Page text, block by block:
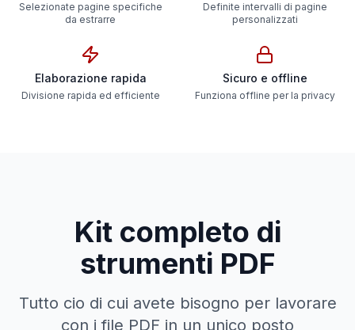
Selezionate pagine specifiche
da estrarre
Definite intervalli di pagine
personalizzati
Elaborazione rapida
Divisione rapida ed efficiente
Sicuro e offline
Funziona offline per la privacy
Kit completo di
strumenti PDF
Tutto cio di cui avete bisogno per lavorare
con i file PDF in un unico posto